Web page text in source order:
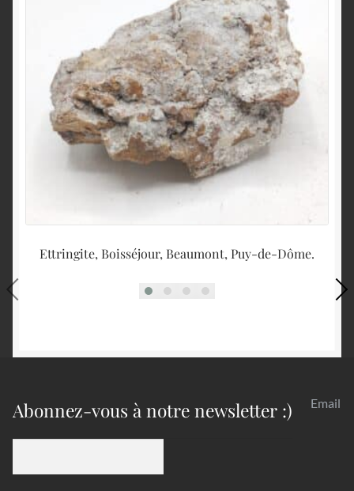
Ettringite, Boisséjour, Beaumont, Puy-de-Dôme.
Abonnez-vous à notre newsletter :) Email